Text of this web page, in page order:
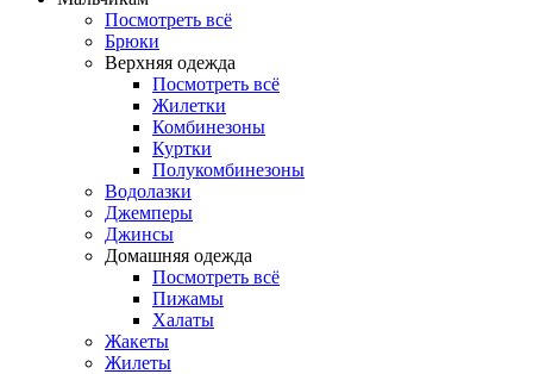
Посмотреть всё
Брюки
Верхняя одежда
Посмотреть всё
Жилетки
Комбинезоны
Куртки
Полукомбинезоны
Водолазки
Джемперы
Джинсы
Домашняя одежда
Посмотреть всё
Пижамы
Халаты
Жакеты
Жилеты